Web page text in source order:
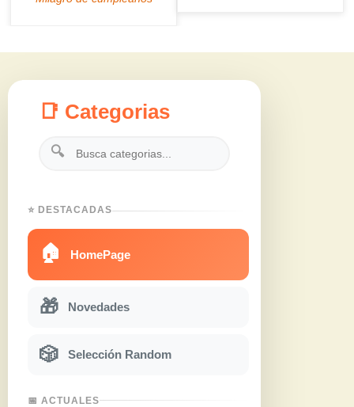
📑 Categorias
🔍
⭐ DESTACADAS
🏠 HomePage
🎁 Novedades
🎲 Selección Random
📅 ACTUALES